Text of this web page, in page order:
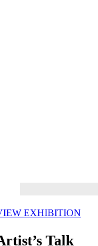
EXHIBITION
Talk